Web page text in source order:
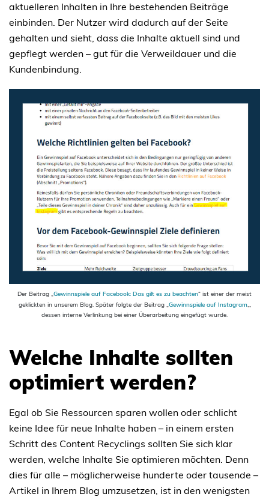
aktuelleren Inhalten in Ihre bestehenden Beiträge
einbinden. Der Nutzer wird dadurch auf der Seite
gehalten und sieht, dass die Inhalte aktuell sind und
gepflegt werden – gut für die Verweildauer und die
Kundenbindung.
Der Beitrag „Gewinnspiele auf Facebook: Das gilt es zu beachten“ ist einer der meist
geklickten in unserem Blog. Später folgte der Beitrag „Gewinnspiele auf Instagram„,
dessen interne Verlinkung bei einer Überarbeitung eingefügt wurde.
Welche Inhalte sollten
optimiert werden?
Egal ob Sie Ressourcen sparen wollen oder schlicht
keine Idee für neue Inhalte haben – in einem ersten
Schritt des Content Recyclings sollten Sie sich klar
werden, welche Inhalte Sie optimieren möchten. Denn
dies für alle – möglicherweise hunderte oder tausende –
Artikel in Ihrem Blog umzusetzen, ist in den wenigsten